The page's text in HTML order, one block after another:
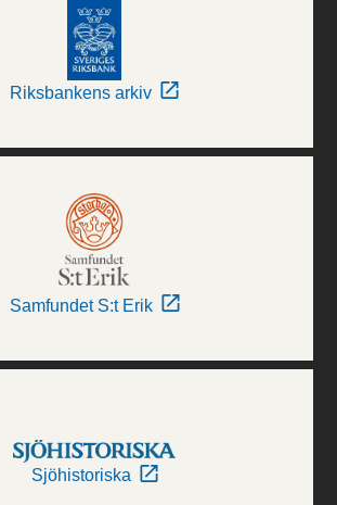
Riksbankens arkiv
Samfundet S:t Erik
Sjöhistoriska